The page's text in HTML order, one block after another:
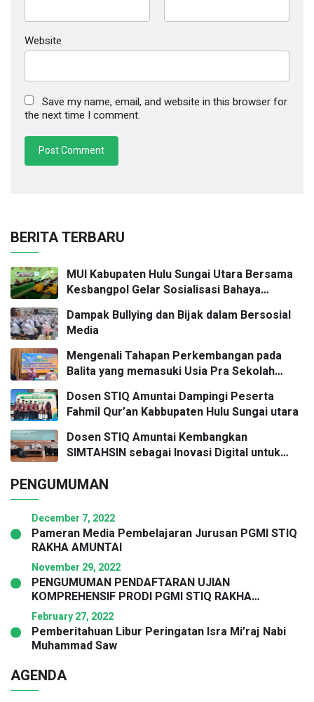
Website
Save my name, email, and website in this browser for
the next time I comment.
BERITA TERBARU
MUI Kabupaten Hulu Sungai Utara Bersama
Kesbangpol Gelar Sosialisasi Bahaya
Dampak Bullying dan Bijak dalam Bersosial
Media
Mengenali Tahapan Perkembangan pada
Balita yang memasuki Usia Pra Sekolah
(FOKUS) KB Sunflower
Dosen STIQ Amuntai Dampingi Peserta
Fahmil Qur’an Kabbupaten Hulu Sungai utara
Dosen STIQ Amuntai Kembangkan
SIMTAHSIN sebagai Inovasi Digital untuk
SMP
PENGUMUMAN
December 7, 2022
Pameran Media Pembelajaran Jurusan PGMI STIQ
RAKHA AMUNTAI
November 29, 2022
PENGUMUMAN PENDAFTARAN UJIAN
KOMPREHENSIF PRODI PGMI STIQ RAKHA
AMUNTAI
February 27, 2022
Pemberitahuan Libur Peringatan Isra Mi’raj Nabi
Muhammad Saw
AGENDA